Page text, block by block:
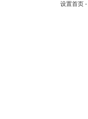
设置首页 -